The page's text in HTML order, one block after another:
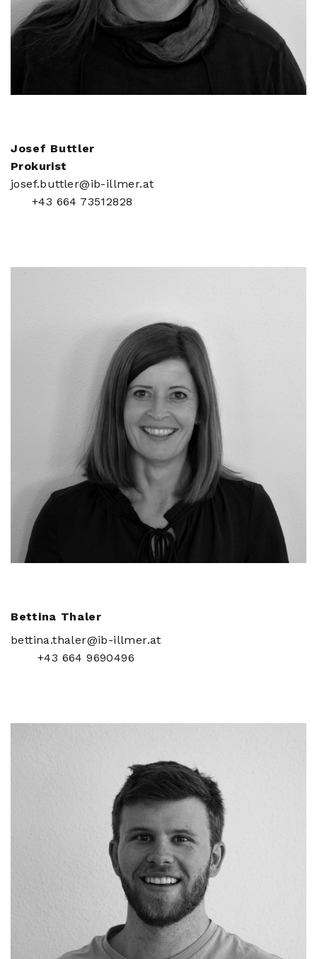
Josef Buttler
Prokurist
josef.buttler@ib-illmer.at
+43 664 73512828
Bettina Thaler
bettina.thaler@ib-illmer.at
+43 664 9690496